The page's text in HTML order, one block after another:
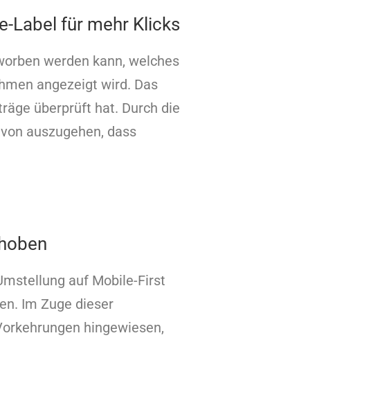
Label für mehr Klicks
werden kann, welches
angezeigt wird. Das
überprüft hat. Durch die
auszugehen, dass
auf Mobile-First
Im Zuge dieser
hingewiesen,